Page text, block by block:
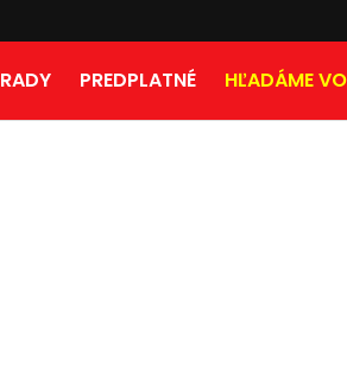
RADY PREDPLATNÉ HĽADÁME